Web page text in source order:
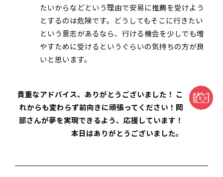
たいからなどという理由で安易に推薦を受けよう
とするのは危険です。どうしてもそこに行きたい
という意志があるなら、行ける機会を少しでも増
やすために受けるというぐらいの気持ちの方が良
いと思います。
貴重なアドバイス、ありがとうございました！ こ
れからも変わらず前向きに頑張ってください！岡
部さんが夢を実現できるよう、応援しています！
本日はありがとうございました。